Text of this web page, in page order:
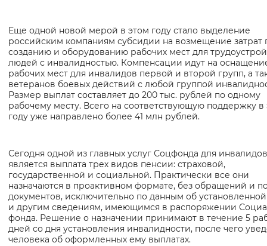
Еще одной новой мерой в этом году стало выделение
российским компаниям субсидии на возмещение затрат
созданию и оборудованию рабочих мест для
людей с инвалидностью. Компенсации идут на
рабочих мест для инвалидов первой и второй групп, а
ветеранов боевых действий с любой группой
Размер выплат составляет до 200 тыс. рублей по одному
рабочему месту. Всего на соответствующую поддержку в
году уже направлено более 41 млн рублей.
Сегодня одной из главных услуг Соцфонда для инвалидов
является выплата трех видов пенсии: страховой,
государственной и социальной. Практически все они
назначаются в проактивном формате, без обращений и
документов, исключительно по данным об
и другим сведениям, имеющимся в распоряжении
фонда. Решение о назначении принимают в течение 5
дней со дня установления инвалидности, после чего
человека об оформленных ему выплатах.